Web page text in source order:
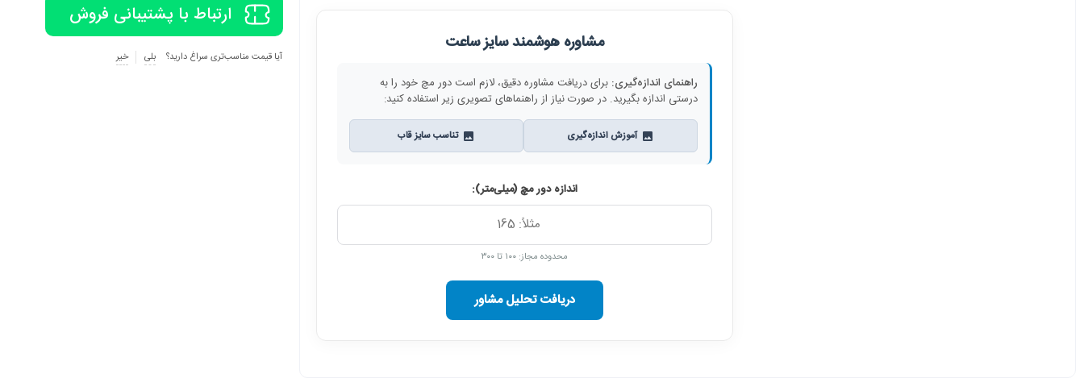
مشاوره هوشمند سایز ساعت
راهنمای اندازه‌گیری: برای دریافت مشاوره دقیق، لازم است دور مچ خود را به
درستی اندازه بگیرید. در صورت نیاز از راهنماهای تصویری زیر استفاده کنید:
آموزش اندازه‌گیری تناسب سایز قاب
اندازه دور مچ (میلی‌متر):
محدوده مجاز: ۱۰۰ تا ۳۰۰
دریافت تحلیل مشاور
ارتباط با پشتیبانی فروش
آیا قیمت مناسب‌تری سراغ دارید؟ بلی خیر